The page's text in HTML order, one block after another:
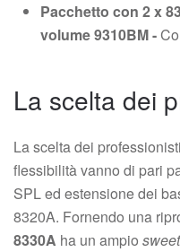
Pacchetto con 2 x
volume 9310BM -
La scelta dei
La scelta dei
flessibilità vanno di pari
SPL ed estensione dei
8320A. Fornendo una
8330A ha un ampio